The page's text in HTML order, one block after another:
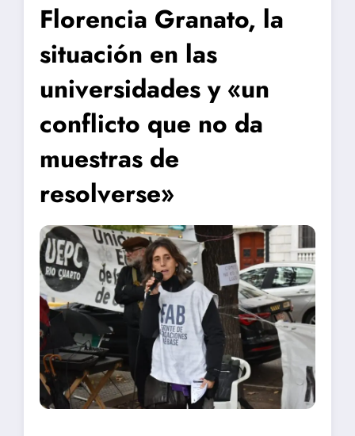
Florencia Granato, la
situación en las
universidades y «un
conflicto que no da
muestras de
resolverse»